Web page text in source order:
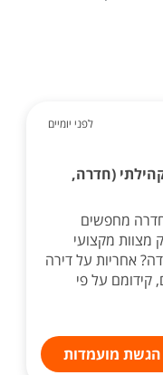
לפני יומיים
(חדרה,
מחפשים
מצוות מקצועי
אחריות על דירה
קידומם על פי
הגשת מועמדות